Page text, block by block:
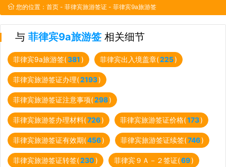
您的位置： 首页 - 菲律宾旅游签证 - 菲律宾9a旅游签
与 菲律宾9a旅游签 相关细节
菲律宾9a旅游签(381) 菲律宾出入境盖章(225)
菲律宾旅游签证办理(2193)
菲律宾旅游签证注意事项(298)
菲律宾旅游签办理材料(726) 菲律宾旅游签证价格(173)
菲律宾旅游签证有效期(456) 菲律宾旅游签证续签(746)
菲律宾旅游签证转签(230) 菲律宾９Ａ－２签证(69)